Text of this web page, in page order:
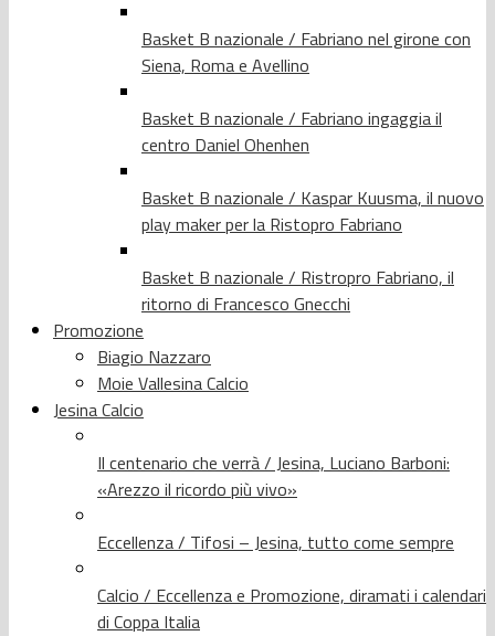
Basket B nazionale / Fabriano nel girone con
Siena, Roma e Avellino
Basket B nazionale / Fabriano ingaggia il
centro Daniel Ohenhen
Basket B nazionale / Kaspar Kuusma, il nuovo
play maker per la Ristopro Fabriano
Basket B nazionale / Ristropro Fabriano, il
ritorno di Francesco Gnecchi
Promozione
Biagio Nazzaro
Moie Vallesina Calcio
Jesina Calcio
Il centenario che verrà / Jesina, Luciano Barboni:
«Arezzo il ricordo più vivo»
Eccellenza / Tifosi – Jesina, tutto come sempre
Calcio / Eccellenza e Promozione, diramati i calendari
di Coppa Italia